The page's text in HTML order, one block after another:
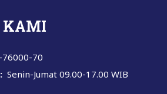
KAMI
76000-70
Senin-Jumat 09.00-17.00 WIB